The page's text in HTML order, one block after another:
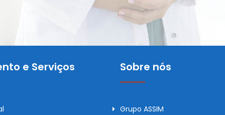
e Serviços Sobre nós
Grupo ASSIM